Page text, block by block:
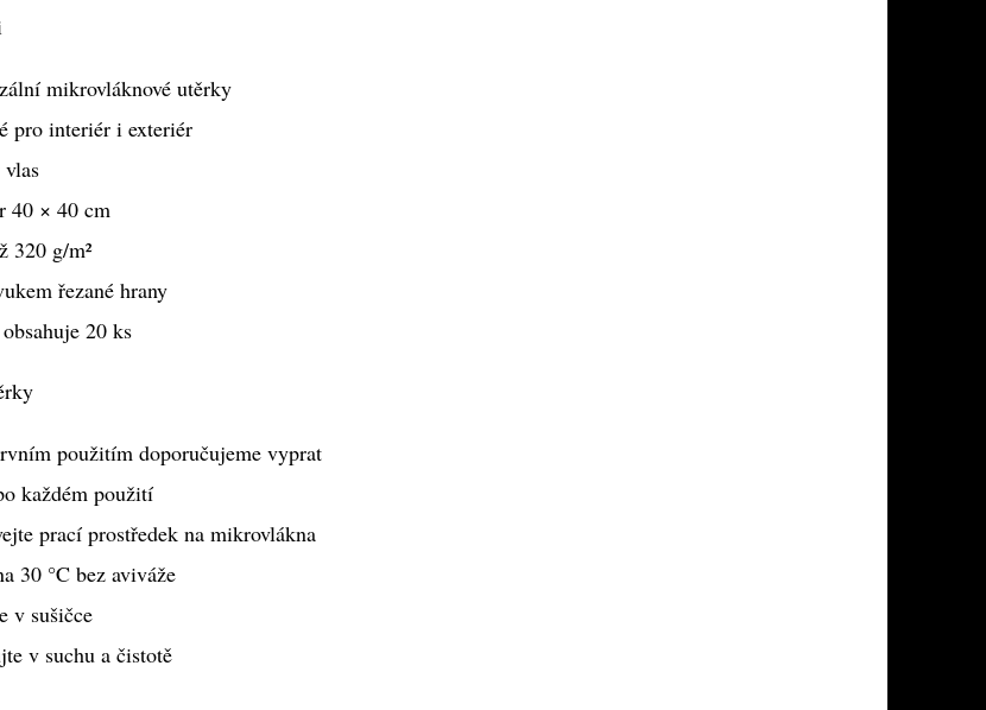
mikrovláknové utěrky
pro interiér i exteriér
40 × 40 cm
320 g/m²
řezané hrany
20 ks
použitím doporučujeme vyprat
každém použití
prací prostředek na mikrovlákna
30 °C bez aviváže
v sušičce
v suchu a čistotě